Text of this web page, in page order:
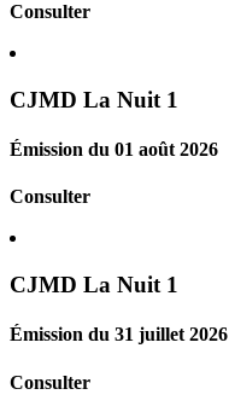
Consulter
CJMD La Nuit 1
Émission du 01 août 2026
Consulter
CJMD La Nuit 1
Émission du 31 juillet 2026
Consulter